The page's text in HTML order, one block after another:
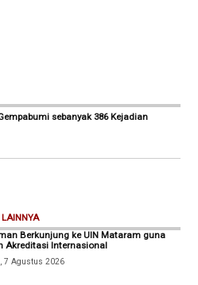
sebanyak 386 Kejadian
LAINNYA
Berkunjung ke UIN Mataram guna
Akreditasi Internasional
7 Agustus 2026